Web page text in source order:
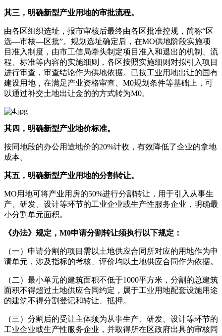
其三，明确新型产业用地的审批流程。
由各区组织选址，报市审核后最终由各区批准控规，简称“区
选—市核—区批”。规划选址确定后，在MO供地阶段实施项
目准入制度，由市工信局牵头制定项目准入和退出的机制、流
程、标准等内容的实施细则，各区按照实施细则对拟引入项目
进行审查，审查结论作为供地依据。已按工业用地出让的国有
建设用地，在满足产业资格审查、M0规划条件等基础上，可
以通过补交土地出让金的的方式转为M0。
其四，明确新型产业地价标准。
按同地段的办公用途地价的20%计收，有效降低了企业的拿地
成本。
其五，明确新型产业用地的分割转让。
MO用地可将产业用房的50%进行分割转让，用于引入从事生
产、研发、设计等环节的工业企业或生产性服务企业，明确最
小分割单元面积。
《办法》规定，M0申请分割转让须执行以下规定：
（一）申请分割的项目需以土地供应合同所对应的用地作为申
请单元，涉及指标的考核、评价均以土地供应合同作为依据。
（二）最小单元的建筑面积不低于1000平方米，分割的总建筑
面积不得超过土地供应合同约定，属于工业用地配套设施用途
的建筑不得分割登记和转让、抵押。
（三）分割后的受让主体须为从事生产、研发、设计等环节的
工业企业或生产性服务企业，并取得所在区政府出具的审核同